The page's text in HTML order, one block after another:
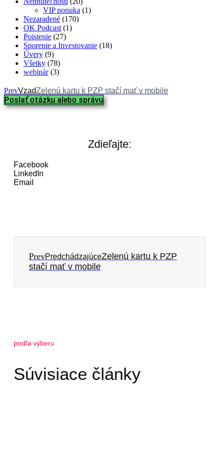
VIP ponuka (1)
Nezaradené (170)
OK Podcast (1)
Poistenie (27)
Sporenie a Investovanie (18)
Úvery (9)
Všetky (78)
webinár(3)
PrevVzadZelenú kartu k PZP stačí mať v mobile
Poslať otázku alebo správu
Zdieľajte:
Facebook
LinkedIn
Email
PrevPredchádzajúceZelenú kartu k PZP
stačí mať v mobile
podľa výberu
Súvisiace články